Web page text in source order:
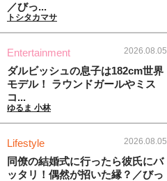
／びっ...
トシタカマサ
Entertainment 2026.08.05
ダルビッシュの息子は182cm世界
モデル！ ラウンドガールやミス
コ...
ゆるま 小林
Lifestyle 2026.08.05
同僚の結婚式に行ったら彼氏にバ
ッタリ！偶然が招いた縁？／びっ